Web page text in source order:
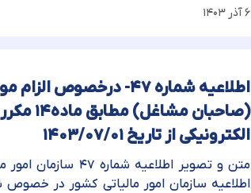
۶ آذر ۱۴۰۳
اطلاعیه شماره ۴۷-
(صاحبان
الکترونیکی از تاریخ ۱۴۰۳/۰۷/۰۱
متن و تصویر اطلاعیه
اطلاعیه سازمان امور مالیاتی کشور در